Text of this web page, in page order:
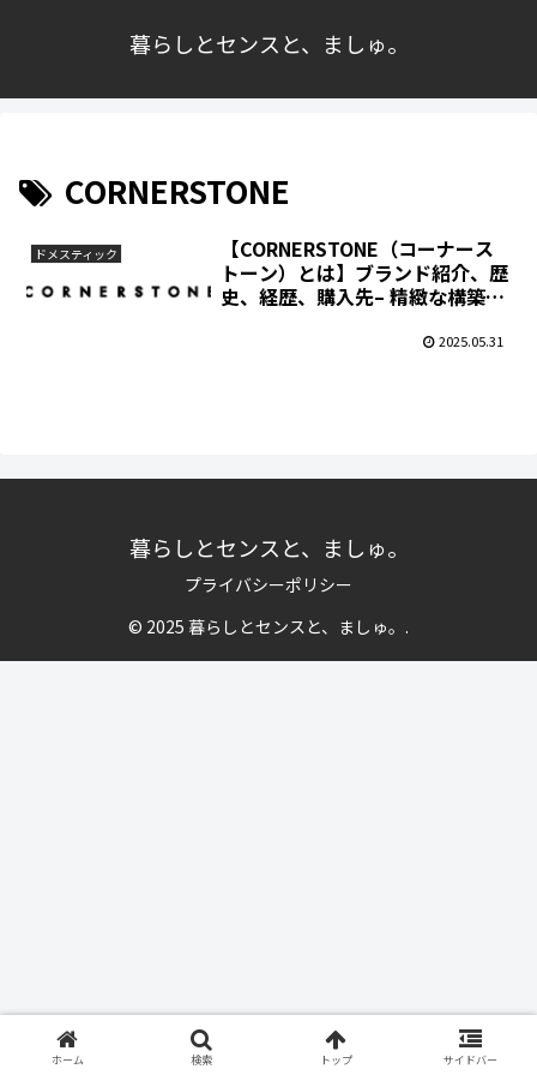
暮らしとセンスと、ましゅ。
CORNERSTONE
ドメスティック
【CORNERSTONE（コーナース
トーン）とは】ブランド紹介、歴
史、経歴、購入先– 精緻な構築
2025.05.31
暮らしとセンスと、ましゅ。
プライバシーポリシー
© 2025 暮らしとセンスと、ましゅ。.
ホーム 検索 トップ サイドバー